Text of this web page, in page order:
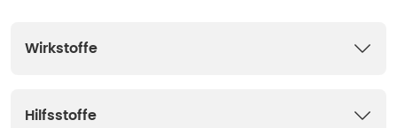
Wirkstoffe
Hilfsstoffe